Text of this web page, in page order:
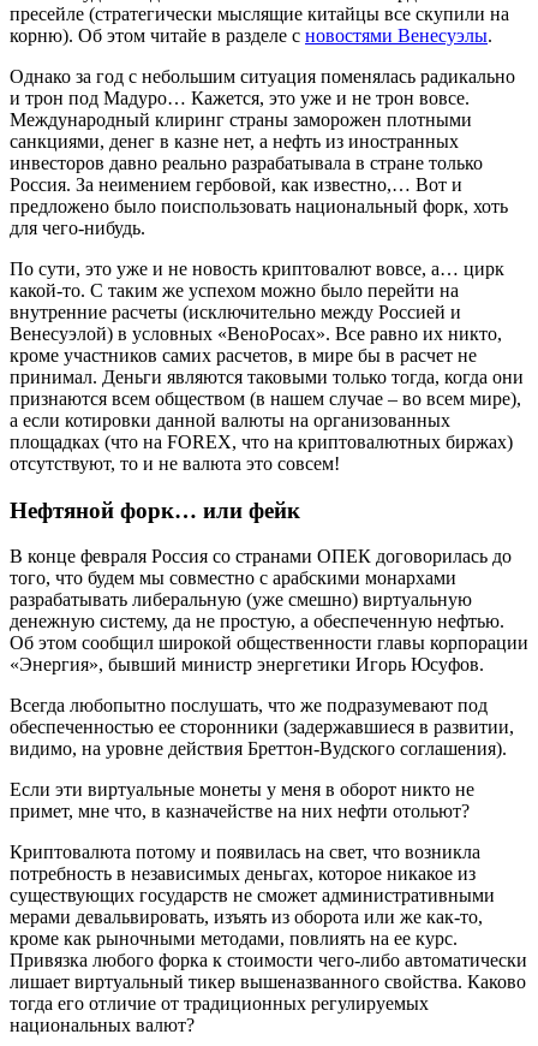
пресейле (стратегически мыслящие китайцы все скупили на
корню). Об этом читайе в разделе с новостями Венесуэлы.
Однако за год с небольшим ситуация поменялась радикально
и трон под Мадуро… Кажется, это уже и не трон вовсе.
Международный клиринг страны заморожен плотными
санкциями, денег в казне нет, а нефть из иностранных
инвесторов давно реально разрабатывала в стране только
Россия. За неимением гербовой, как известно,… Вот и
предложено было поиспользовать национальный форк, хоть
для чего-нибудь.
По сути, это уже и не новость криптовалют вовсе, а… цирк
какой-то. С таким же успехом можно было перейти на
внутренние расчеты (исключительно между Россией и
Венесуэлой) в условных «ВеноРосах». Все равно их никто,
кроме участников самих расчетов, в мире бы в расчет не
принимал. Деньги являются таковыми только тогда, когда они
признаются всем обществом (в нашем случае – во всем мире),
а если котировки данной валюты на организованных
площадках (что на FOREX, что на криптовалютных биржах)
отсутствуют, то и не валюта это совсем!
Нефтяной форк… или фейк
В конце февраля Россия со странами ОПЕК договорилась до
того, что будем мы совместно с арабскими монархами
разрабатывать либеральную (уже смешно) виртуальную
денежную систему, да не простую, а обеспеченную нефтью.
Об этом сообщил широкой общественности главы корпорации
«Энергия», бывший министр энергетики Игорь Юсуфов.
Всегда любопытно послушать, что же подразумевают под
обеспеченностью ее сторонники (задержавшиеся в развитии,
видимо, на уровне действия Бреттон-Вудского соглашения).
Если эти виртуальные монеты у меня в оборот никто не
примет, мне что, в казначействе на них нефти отольют?
Криптовалюта потому и появилась на свет, что возникла
потребность в независимых деньгах, которое никакое из
существующих государств не сможет административными
мерами девальвировать, изъять из оборота или же как-то,
кроме как рыночными методами, повлиять на ее курс.
Привязка любого форка к стоимости чего-либо автоматически
лишает виртуальный тикер вышеназванного свойства. Каково
тогда его отличие от традиционных регулируемых
национальных валют?